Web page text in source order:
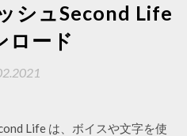
シュSecond Life
ロード
Life は、ボイスや文字を使